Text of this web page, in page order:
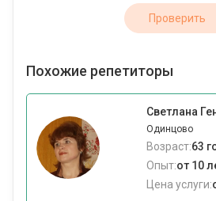
Проверить
Похожие репетиторы
Светлана
Одинцово
Возраст:63
Опыт:от 10
Цена услуги: